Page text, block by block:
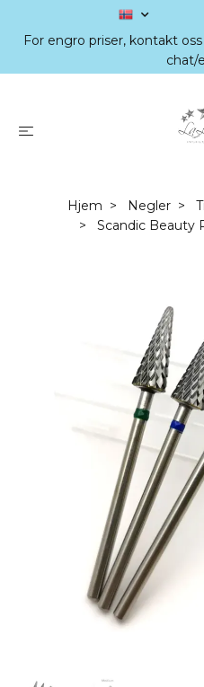
For engro priser, kontakt
chat/
Hjem Negler
Scandic Beauty